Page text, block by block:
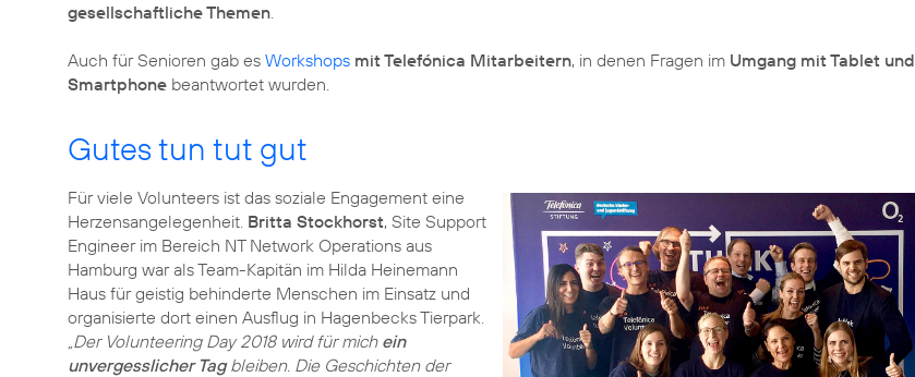
gesellschaftliche Themen.
Auch fürSenioren gab es Workshops mit Telefónica Mitarbeitern, in denen Fragen im Umgang mit Tablet und
Smartphone beantwortet wurden.
Gutes tun tut gut
Für viele Volunteers ist das soziale Engagement eine
Herzensangelegenheit. Britta Stockhorst, Site Support
Engineer im Bereich NT Network Operations aus
Hamburg war als Team-Kapitän im Hilda Heinemann
Haus für geistig behinderte Menschen im Einsatz und
organisierte dort einen Ausflug in Hagenbecks Tierpark.
„Der Volunteering Day 2018 wird für mich ein
unvergesslicher Tagbleiben. Die Geschichten der